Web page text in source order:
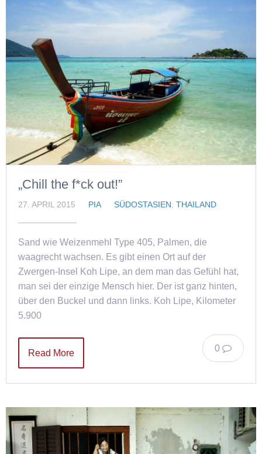
„Chill the f*ck out!”
27. APRIL 2015 PIA SÜDOSTASIEN THAILAND
Sand wie Weizenmehl Type 405, Palmen, die
waagrecht wachsen. Es gibt einen Ort auf der
Zwergen-Insel Koh Lipe, an dem man das Gefühl hat,
man sei der einzige Mensch hier. Der ist ganz hinten,
über den Buckel und dann links. Koh Lipe, Kilometer
5.900
0
Read More